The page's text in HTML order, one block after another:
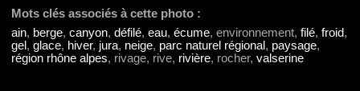
Mots clés associés à cette photo :
ain, berge, canyon, défilé, eau, écume, environnement, filé, froid,
gel , glace, hiver, jura, neige, parc naturel régional , paysage,
région rhône alpes, rivage, rive, rivière, rocher, valserine